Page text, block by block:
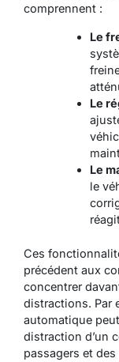
comprennent :
Le
Le
Le
le
Ces
précédent aux
concentrer
distractions. Par
automatique
distraction d’un
passagers et